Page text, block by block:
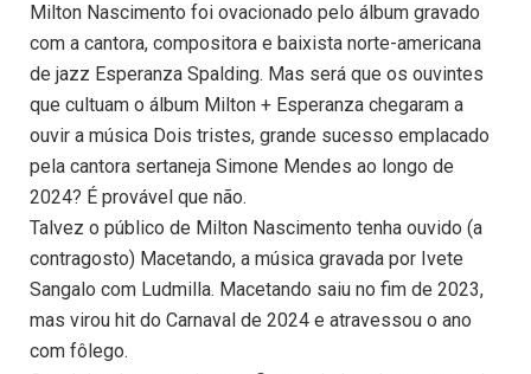
Milton Nascimento foi ovacionado pelo álbum gravado
com a cantora, compositora e baixista norte-americana
de jazz Esperanza Spalding. Mas será que os ouvintes
que cultuam o álbum Milton + Esperanza chegaram a
ouvir a música Dois tristes, grande sucesso emplacado
pela cantora sertaneja Simone Mendes ao longo de
2024? É provável que não.
Talvez o público de Milton Nascimento tenha ouvido (a
contragosto) Macetando, a música gravada por Ivete
Sangalo com Ludmilla. Macetando saiu no fim de 2023,
mas virou hit do Carnaval de 2024 e atravessou o ano
com fôlego.